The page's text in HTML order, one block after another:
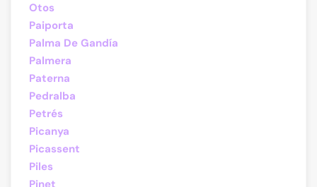
Otos
Paiporta
Palma De Gandía
Palmera
Paterna
Pedralba
Petrés
Picanya
Picassent
Piles
Pinet